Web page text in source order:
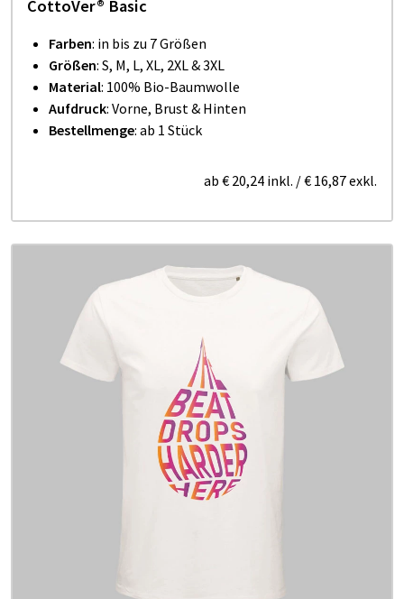
CottoVer® Basic
Farben: in bis zu 7 Größen
Größen: S, M, L, XL, 2XL & 3XL
Material: 100% Bio-Baumwolle
Aufdruck: Vorne, Brust & Hinten
Bestellmenge: ab 1 Stück
ab € 20,24 inkl. /€ 16,87exkl.